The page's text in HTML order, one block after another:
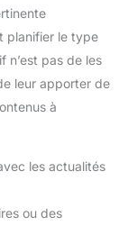
planifier le type
n’est pas de les
leur apporter de
à
les actualités
ou des